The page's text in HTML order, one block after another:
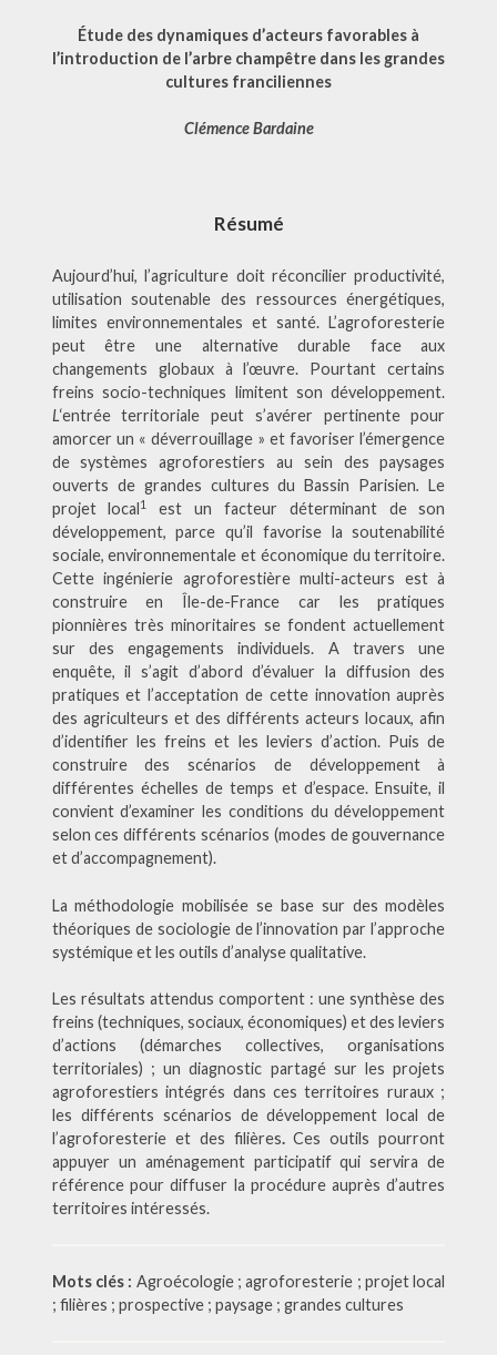
Étude des dynamiques d’acteurs favorables à
l’introduction de l’arbre champêtre dans les grandes
cultures franciliennes
Clémence Bardaine
Résumé
Aujourd’hui, l’agriculture doit réconcilier productivité,
utilisation soutenable des ressources énergétiques,
limites environnementales et santé. L’agroforesterie
peut être une alternative durable face aux
changements globaux à l’œuvre. Pourtant certains
freins socio-techniques limitent son développement.
L‘entrée territoriale peut s’avérer pertinente pour
amorcer un « déverrouillage » et favoriser l’émergence
de systèmes agroforestiers au sein des paysages
ouverts de grandes cultures du Bassin Parisien.Le
projet local1
est un facteur déterminant de son
développement, parce qu’il favorise la soutenabilité
sociale, environnementale et économique du territoire.
Cette ingénierie agroforestière multi-acteurs est à
construire en Île-de-France car les pratiques
pionnières très minoritaires se fondent actuellement
sur des engagements individuels. A travers une
enquête, il s’agit d’abord d’évaluer la diffusion des
pratiques et l’acceptation de cette innovation auprès
des agriculteurs et des différents acteurs locaux, afin
d’identifier les freins et les leviers d’action. Puis de
construire des scénarios de développement à
différentes échelles de temps et d’espace. Ensuite, il
convient d’examiner les conditions du développement
selon ces différents scénarios (modes de gouvernance
et d’accompagnement).
La méthodologie mobilisée se base sur des modèles
théoriques de sociologie de l’innovation par l’approche
systémique et les outils d’analyse qualitative.
Les résultats attendus comportent : une synthèse des
freins (techniques, sociaux, économiques) et des leviers
d’actions (démarches collectives, organisations
territoriales) ; un diagnostic partagé sur les projets
agroforestiers intégrés dans ces territoires ruraux ;
les différents scénarios de développement local de
l’agroforesterie et des filières.Ces outils pourront
appuyer un aménagement participatif qui servira de
référence pour diffuser la procédure auprès d’autres
territoires intéressés.
Mots clés : Agroécologie ; agroforesterie ; projet local
; filières ; prospective ; paysage ; grandes cultures